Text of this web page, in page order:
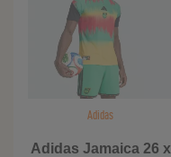
Adidas
Adidas Jamaica 26 x